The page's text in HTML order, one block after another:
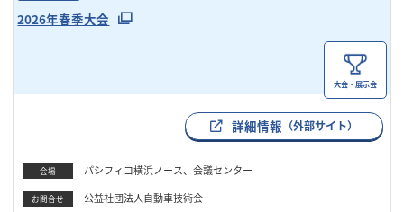
2026年春季大会
大会・展示会
詳細情報 （外部サイト）
会場 パシフィコ横浜ノース、会議センター
お問合せ 公益社団法人自動車技術会